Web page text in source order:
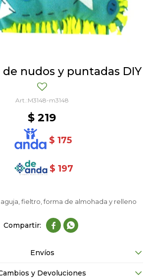
nudos y puntadas DIY
M3148-m3148
$ 219
$ 175
$ 197
fieltro, forma de almohada y relleno
 
Envíos
y Devoluciones